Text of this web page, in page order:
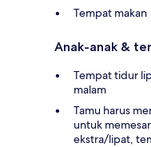
Tempat makan
Anak-anak &
Tempat tidur
malam
Tamu harus
untuk
ekstra/lipat,